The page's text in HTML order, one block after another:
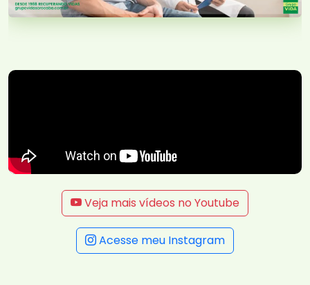
Veja mais vídeos no Youtube
Acesse meu Instagram